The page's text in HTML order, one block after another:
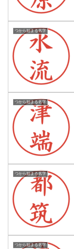
つから始まる名字
つから始まる名字
つから始まる名字
つから始まる名字